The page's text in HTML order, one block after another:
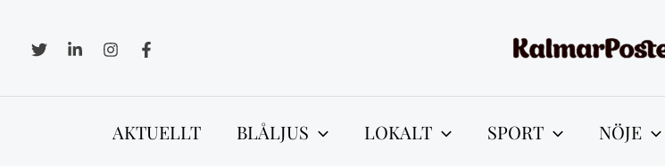
innehåll
AKTUELLT BLÅLJUS LOKALT SPORT NÖJE